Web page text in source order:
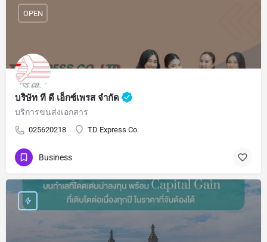
บริษัท ที ดี เอ็กซ์เพรส จำกัด
บริการขนส่งเอกสาร
025620218 TD Express Co.
OPEN
Business